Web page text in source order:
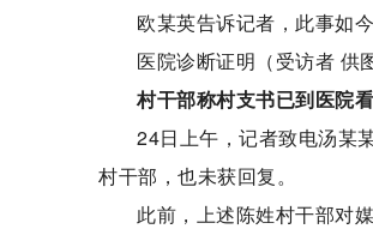
欧某英告诉记者，此事如
医院诊断证明（受访者 供
村干部称村支书已到医院
24日上午，记者致电汤某
村干部，也未获回复。
此前，上述陈姓村干部对